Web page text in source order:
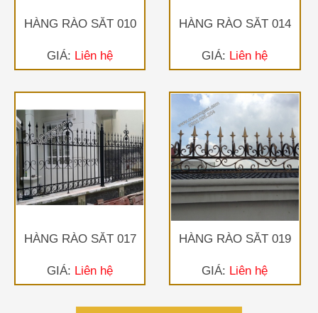
HÀNG RÀO SẮT 010
GIÁ: Liên hệ
HÀNG RÀO SẮT 014
GIÁ: Liên hệ
HÀNG RÀO SẮT 017
GIÁ: Liên hệ
HÀNG RÀO SẮT 019
GIÁ: Liên hệ